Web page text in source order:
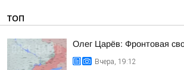
ТОП
Олег Царёв: Фронтовая
Вчера, 19:12